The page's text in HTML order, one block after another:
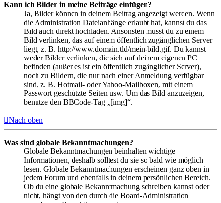
Kann ich Bilder in meine Beiträge einfügen?
Ja, Bilder können in deinem Beitrag angezeigt werden. Wenn
die Administration Dateianhänge erlaubt hat, kannst du das
Bild auch direkt hochladen. Ansonsten musst du zu einem
Bild verlinken, das auf einem öffentlich zugänglichen Server
liegt, z. B. http://www.domain.tld/mein-bild.gif. Du kannst
weder Bilder verlinken, die sich auf deinem eigenen PC
befinden (außer es ist ein öffentlich zugänglicher Server),
noch zu Bildern, die nur nach einer Anmeldung verfügbar
sind, z. B. Hotmail- oder Yahoo-Mailboxen, mit einem
Passwort geschützte Seiten usw. Um das Bild anzuzeigen,
benutze den BBCode-Tag „[img]“.
Nach oben
Was sind globale Bekanntmachungen?
Globale Bekanntmachungen beinhalten wichtige
Informationen, deshalb solltest du sie so bald wie möglich
lesen. Globale Bekanntmachungen erscheinen ganz oben in
jedem Forum und ebenfalls in deinem persönlichen Bereich.
Ob du eine globale Bekanntmachung schreiben kannst oder
nicht, hängt von den durch die Board-Administration